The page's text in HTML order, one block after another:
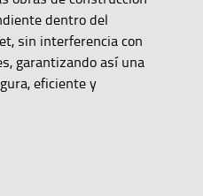
dentro del
sin interferencia con
garantizando así una
eficiente y